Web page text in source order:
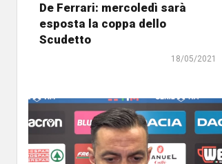
De Ferrari: mercoledì sarà
esposta la coppa dello
Scudetto
18/05/2021